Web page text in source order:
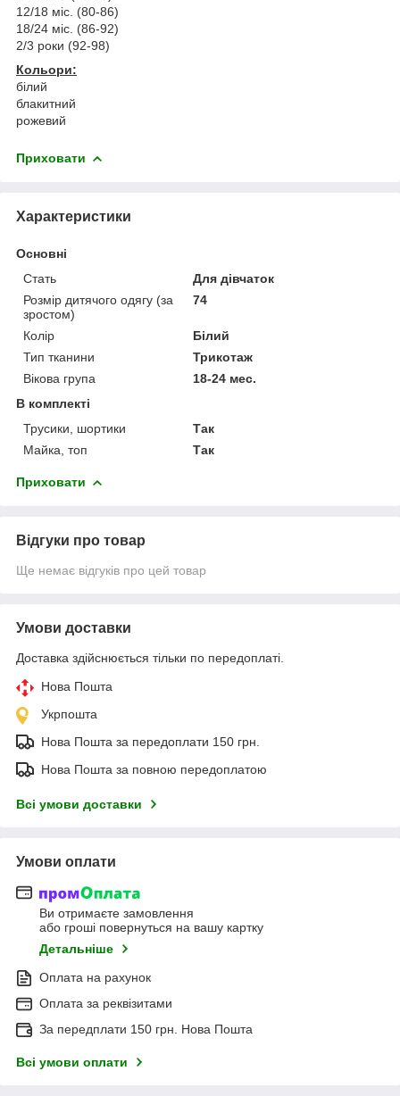
12/18 міс. (80-86)
18/24 міс. (86-92)
2/3 роки (92-98)
Кольори:
білий
блакитний
рожевий
Приховати
Характеристики
Основні
Стать
Для дівчаток
Розмір дитячого одягу (за
зростом)
74
Колір
Білий
Тип тканини
Трикотаж
Вікова група
18-24 мес.
В комплекті
Трусики, шортики
Так
Майка, топ
Так
Приховати
Відгуки про товар
Ще немає відгуків про цей товар
Умови доставки
Доставка здійснюється тільки по передоплаті.
Нова Пошта
Укрпошта
Нова Пошта за передоплати 150 грн.
Нова Пошта за повною передоплатою
Всі умови доставки
Умови оплати
Ви отримаєте замовлення
або гроші повернуться на вашу картку
Детальніше
Оплата на рахунок
Оплата за реквізитами
За передплати 150 грн. Нова Пошта
Всі умови оплати